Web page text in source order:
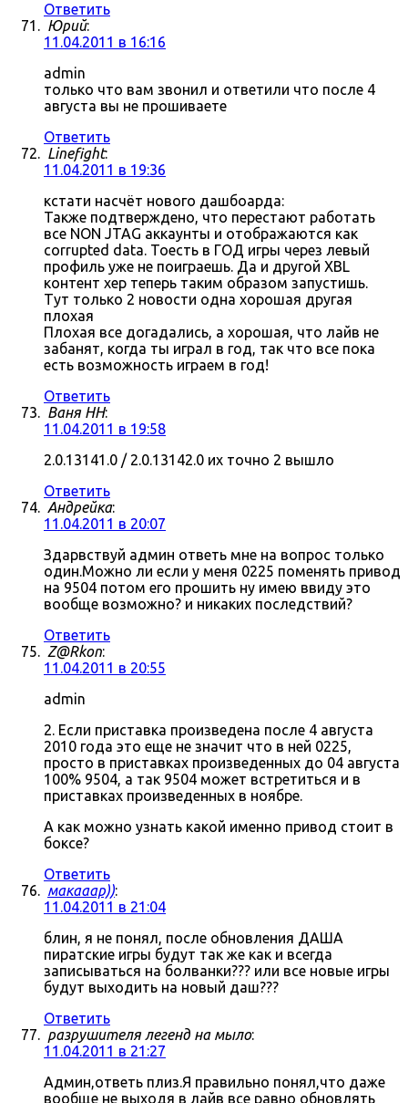
Ответить
Юрий:
11.04.2011 в 16:16
admin
только что вам звонил и ответили что после 4
августа вы не прошиваете
Ответить
Linefight:
11.04.2011 в 19:36
кстати насчёт нового дашбоарда:
Также подтверждено, что перестают работать
все NON JTAG аккаунты и отображаются как
corrupted data. Тоесть в ГОД игры через левый
профиль уже не поиграешь. Да и другой XBL
контент хер теперь таким образом запустишь.
Тут только 2 новости одна хорошая другая
плохая
Плохая все догадались, а хорошая, что лайв не
забанят, когда ты играл в год, так что все пока
есть возможность играем в год!
Ответить
Ваня НН:
11.04.2011 в 19:58
2.0.13141.0 / 2.0.13142.0 их точно 2 вышло
Ответить
Андрейка:
11.04.2011 в 20:07
Здарвствуй админ ответь мне на вопрос только
один.Можно ли если у меня 0225 поменять привод
на 9504 потом его прошить ну имею ввиду это
вообще возможно? и никаких последствий?
Ответить
Z@Rkon:
11.04.2011 в 20:55
admin
2. Если приставка произведена после 4 августа
2010 года это еще не значит что в ней 0225,
просто в приставках произведенных до 04 августа
100% 9504, а так 9504 может встретиться и в
приставках произведенных в ноябре.
А как можно узнать какой именно привод стоит в
боксе?
Ответить
макааар)):
11.04.2011 в 21:04
блин, я не понял, после обновления ДАША
пиратские игры будут так же как и всегда
записываться на болванки??? или все новые игры
будут выходить на новый даш???
Ответить
разрушителя легенд на мыло:
11.04.2011 в 21:27
Админ,ответь плиз.Я правильно понял,что даже
вообще не выходя в лайв все равно обновлять